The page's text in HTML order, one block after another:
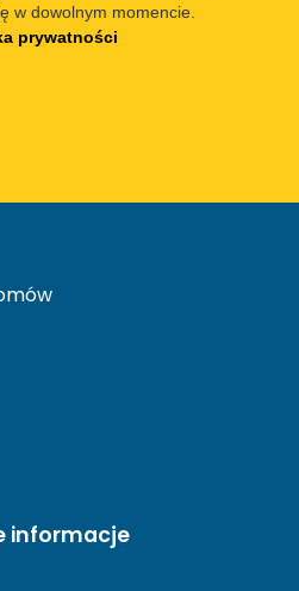
w dowolnym momencie.
prywatności
informacje